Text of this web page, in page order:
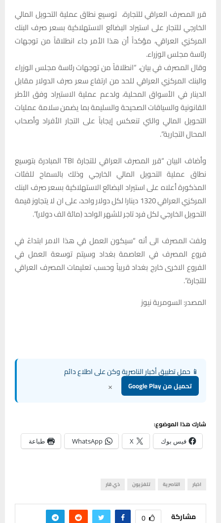
قرر المصرف العراقي للتجارة، توسيع نطاق عملية التحويل المالي
الخارجي للتجار على استيراد البضائع الاستهلاكية بسعر صرف البنك
المركزي العراقي، مؤكداً أن هذا الأمر جاء انطلاقاً من توجهات
رئاسة مجلس الوزراء.
وقال المصرف في بيان، “انطلاقاً من توجهات رئاسة مجلس الوزراء
والبنك المركزي العراقي للحد من ارتفاع سعر صرف الدولار مقابل
الدينار في الأسواق المحلية، ولدعم عملية الاستيراد وفق الأطر
القانونية والسياقات الصحيحة والسليمة بما يضمن سلامة عمليات
التحويل المالي والتي تنعكس إيجاباً على التجار الأفراد وأصحاب
المحال التجارية”.
وأضاف البيان “قرر المصرف العراقي للتجارة TBI المبادرة بتوسيع
نطاق عملية التحويل المالي الخارجي وذلك بالسماح للفئات
المذكورة أعلاه على استيراد البضائع الاستهلاكية بسعر صرف البنك
المركزي العراقي 1320 دينارا لكل دولار واحد، على ان لا يتجاوز قيمة
التحويل الخارجي لكل فرد تاجر للشهر الواحد (مائة الف دولار)”.
ولفت المصرف الى أنه “سيكون العمل في هذا الامر ابتداءً في
فروع المصرف في العاصمة بغداد وسيتم توسعة العمل في
الفروع الاخرى خارج بغداد قريباً وحسب تعليمات المصرف العراقي
للتجارة”.
المصدر: السومرية نيوز
📱 حمل تطبيق أخبار الناصرية وكن على اطلاع دائم
تحميل من Google Play ×
شارك هذا الموضوع:
فيس بوك X
WhatsApp طباعة
اخبار الناصرية تلفزيون ذي قار
مشاركة 0